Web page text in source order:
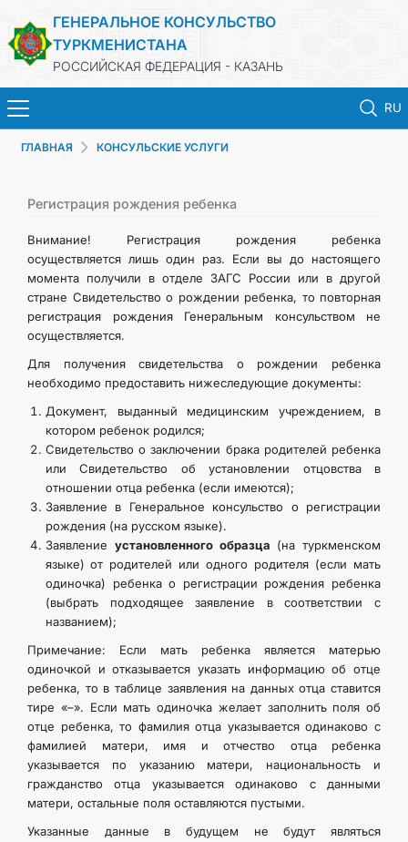
ГЕНЕРАЛЬНОЕ КОНСУЛЬСТВО
ТУРКМЕНИСТАНА
РОССИЙСКАЯ ФЕДЕРАЦИЯ - КАЗАНЬ
RU
ГЛАВНАЯ
НОВОСТИ
КОНСУЛЬСКИЕ УСЛУГИ
ОБ ОРГАНИЗАЦИИ
ГЛАВНАЯ КОНСУЛЬСКИЕ УСЛУГИ
Регистрация рождения ребенка
Внимание! Регистрация рождения ребенка
осуществляется лишь один раз. Если вы до настоящего
момента получили в отделе ЗАГС России или в другой
стране Свидетельство о рождении ребенка, то повторная
регистрация рождения Генеральным консульством не
осуществляется.
Для получения свидетельства о рождении ребенка
необходимо предоставить нижеследующие документы:
Документ, выданный медицинским учреждением, в
котором ребенок родился;
Свидетельство о заключении брака родителей ребенка
или Свидетельство об установлении отцовства в
отношении отца ребенка (если имеются);
Заявление в Генеральное консульство о регистрации
рождения (на русском языке).
Заявление установленного образца (на туркменском
языке) от родителей или одного родителя (если мать
одиночка) ребенка о регистрации рождения ребенка
(выбрать подходящее заявление в соответствии с
названием);
Примечание: Если мать ребенка является матерью
одиночкой и отказывается указать информацию об отце
ребенка, то в таблице заявления на данных отца ставится
тире «–». Если мать одиночка желает заполнить поля об
отце ребенка, то фамилия отца указывается одинаково с
фамилией матери, имя и отчество отца ребенка
указывается по указанию матери, национальность и
гражданство отца указывается одинаково с данными
матери, остальные поля оставляются пустыми.
Указанные данные в будущем не будут являться